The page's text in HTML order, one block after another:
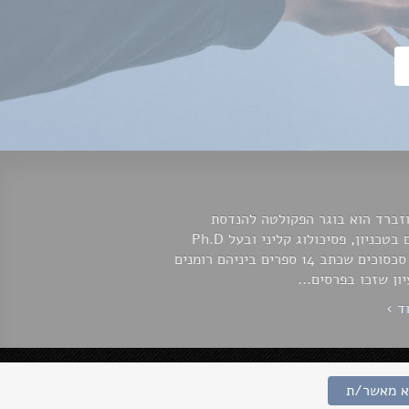
מאשר/ת
הוא בוגר הפקולטה להנדסת
מחשבים בטכניון, פסיכולוג קליני ובעל Ph.D
ביישוב סכסוכים שכתב 14 ספרים ביניהם רומנים
שזכו בפרסים...
›